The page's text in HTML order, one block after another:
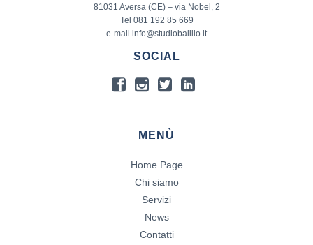
81031 Aversa (CE) – via Nobel, 2
Tel 081 192 85 669
e-mail info@studiobalillo.it
SOCIAL
MENÙ
Home Page
Chi siamo
Servizi
News
Contatti